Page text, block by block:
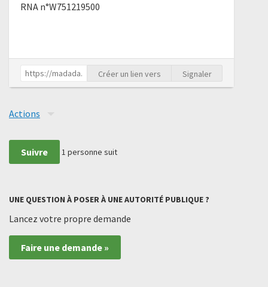
RNA n°W751219500
Créer un lien vers Signaler
Actions
Suivre 1 personne suit
UNE QUESTION À POSER À UNE AUTORITÉ PUBLIQUE ?
Lancez votre propre demande
Faire une demande »